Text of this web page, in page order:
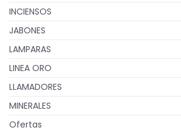
INCIENSOS
JABONES
LAMPARAS
LINEA ORO
LLAMADORES
MINERALES
Ofertas